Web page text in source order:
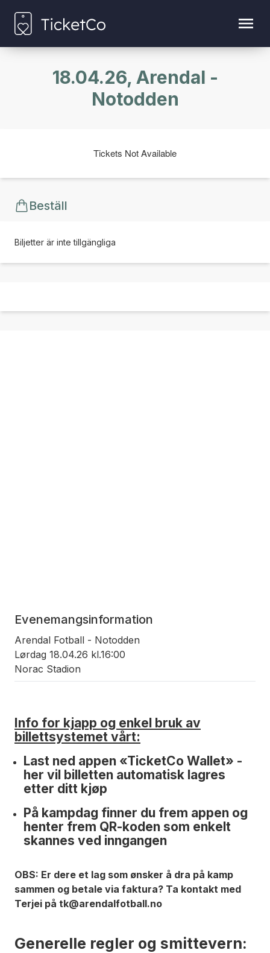
18.04.26, Arendal -
Notodden
Tickets Not Available
Beställ
Biljetter är inte tillgängliga
Evenemangsinformation
Arendal Fotball - Notodden
Lørdag 18.04.26 kl.16:00
Norac Stadion
Info for kjapp og enkel bruk av
billettsystemet vårt:
Last ned appen «TicketCo Wallet» -
her vil billetten automatisk lagres
etter ditt kjøp
På kampdag finner du frem appen og
henter frem QR-koden som enkelt
skannes ved inngangen
OBS: Er dere et lag som ønsker å dra på kamp
sammen og betale via faktura? Ta kontakt med
Terjei på tk@arendalfotball.no
Generelle regler og smittevern: